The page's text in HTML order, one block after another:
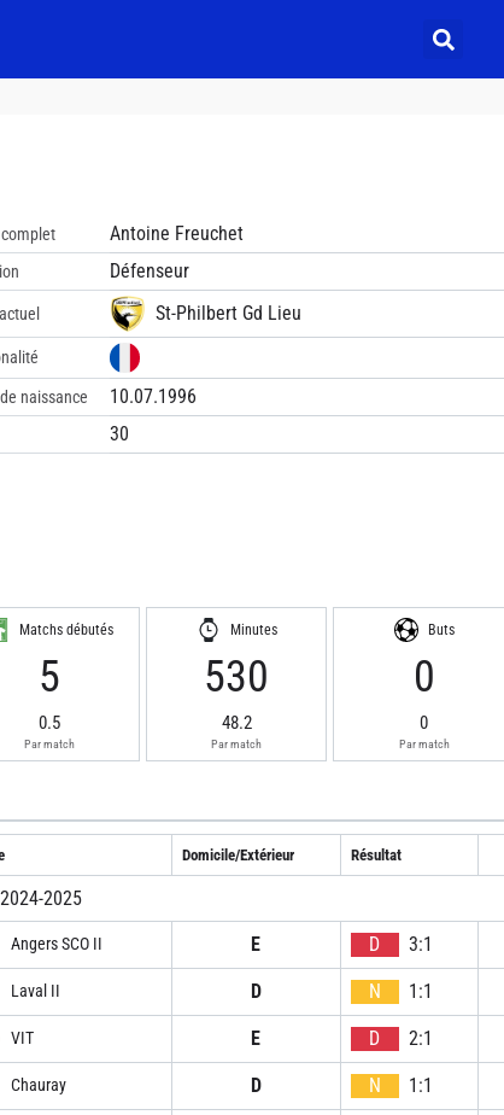
Antoine Freuchet
Défenseur
St-Philbert Gd Lieu
naissance 10.07.1996
30
Matchs débutés
5
0.5
Par match
Minutes
530
48.2
Par match
Buts
0
0
Par match
Domicile/Extérieur Résultat
2025
Angers SCO II E D 3:1
Laval II D N 1:1
VIT E D 2:1
Chauray D N 1:1